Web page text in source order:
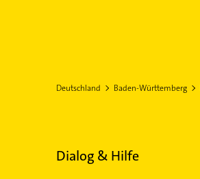
Deutschland Baden-Württemberg
Dialog & Hilfe